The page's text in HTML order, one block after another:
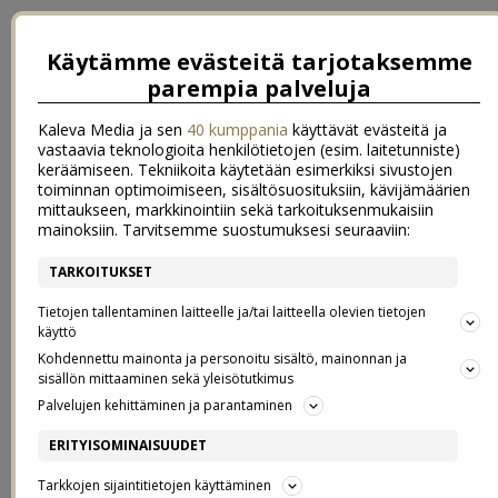
LUCIA-PULLAT JA
KUUSENKARAHKA
KASVIHUONEESSA
12.12.2019
Käytämme evästeitä tarjotaksemme
parempia palveluja
Kaleva Media ja sen 40 kumppania käyttävät evästeitä ja
vastaavia teknologioita henkilötietojen (esim. laitetunniste)
keräämiseen. Tekniikoita käytetään esimerkiksi sivustojen
toiminnan optimoimiseen, sisältösuosituksiin, kävijämäärien
mittaukseen, markkinointiin sekä tarkoituksenmukaisiin
mainoksiin. Tarvitsemme suostumuksesi seuraaviin:
TARKOITUKSET
Tietojen tallentaminen laitteelle ja/tai laitteella olevien tietojen
käyttö
Kohdennettu mainonta ja personoitu sisältö, mainonnan ja
sisällön mittaaminen sekä yleisötutkimus
Palvelujen kehittäminen ja parantaminen
ERITYISOMINAISUUDET
Tarkkojen sijaintitietojen käyttäminen